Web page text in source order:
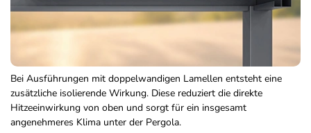
Bei Ausführungen mit doppelwandigen Lamellen entsteht eine
zusätzliche isolierende Wirkung. Diese reduziert die direkte
Hitzeeinwirkung von oben und sorgt für ein insgesamt
angenehmeres Klima unter der Pergola.